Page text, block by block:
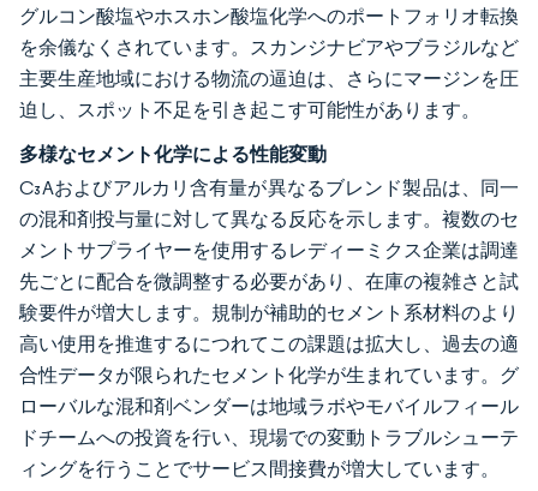
グルコン酸塩やホスホン酸塩化学へのポートフォリオ転換
を余儀なくされています。スカンジナビアやブラジルなど
主要生産地域における物流の逼迫は、さらにマージンを圧
迫し、スポット不足を引き起こす可能性があります。
多様なセメント化学による性能変動
C₃Aおよびアルカリ含有量が異なるブレンド製品は、同一
の混和剤投与量に対して異なる反応を示します。複数のセ
メントサプライヤーを使用するレディーミクス企業は調達
先ごとに配合を微調整する必要があり、在庫の複雑さと試
験要件が増大します。規制が補助的セメント系材料のより
高い使用を推進するにつれてこの課題は拡大し、過去の適
合性データが限られたセメント化学が生まれています。グ
ローバルな混和剤ベンダーは地域ラボやモバイルフィール
ドチームへの投資を行い、現場での変動トラブルシューテ
ィングを行うことでサービス間接費が増大しています。